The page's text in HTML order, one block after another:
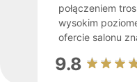
połączeniem
wysokim
ofercie salonu
9.8